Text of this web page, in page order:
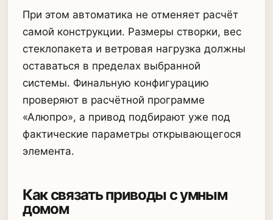
При этом автоматика не отменяет расчёт
самой конструкции. Размеры створки, вес
стеклопакета и ветровая нагрузка должны
оставаться в пределах выбранной
системы. Финальную конфигурацию
проверяют в расчётной программе
«Алюпро», а привод подбирают уже под
фактические параметры открывающегося
элемента.
Как связать приводы с умным
домом